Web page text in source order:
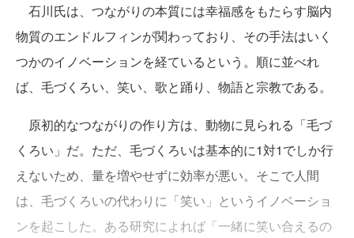
石川氏は、つながりの本質には幸福感をもたらす脳内
物質のエンドルフィンが関わっており、その手法はいく
つかのイノベーションを経ているという。順に並べれ
ば、毛づくろい、笑い、歌と踊り、物語と宗教である。
原初的なつながりの作り方は、動物に見られる「毛づ
くろい」だ。ただ、毛づくろいは基本的に1対1でしか行
えないため、量を増やせずに効率が悪い。そこで人間
は、毛づくろいの代わりに「笑い」というイノベーショ
ンを起こした。ある研究によれば「一緒に笑い合えるの